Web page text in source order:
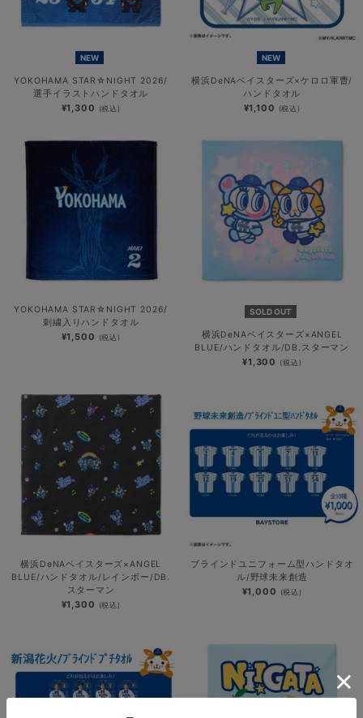
NEW
YOKOHAMA STAR☆NIGHT 2026/
選手イラストハンドタオル
¥1,300 (税込)
NEW
横浜DeNAベイスターズ×ケロロ軍曹/
ハンドタオル
¥1,100 (税込)
YOKOHAMA STAR☆NIGHT 2026/
刺繍入りハンドタオル
¥1,500 (税込)
SOLD OUT
横浜DeNAベイスターズ×ANGEL
BLUE/ハンドタオル/DB.スターマン
¥1,300 (税込)
横浜DeNAベイスターズ×ANGEL
BLUE/ハンドタオル/レインボー/DB.
スターマン
¥1,300 (税込)
ブラインドユニフォーム型ハンドタオ
ル/野球未来創造
¥1,000 (税込)